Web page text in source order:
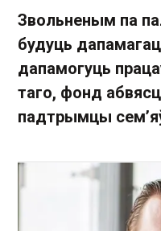
Звольненым па
будуць
дапамогуць
таго, фонд
падтрымцы